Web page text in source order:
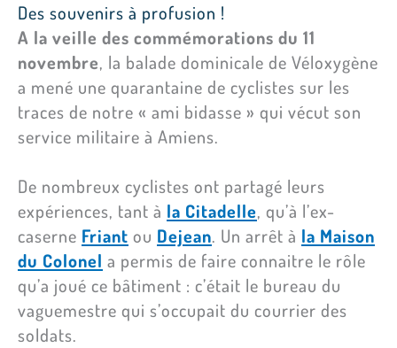
Des souvenirs à profusion !
A la veille des commémorations du 11
novembre, la balade dominicale de Véloxygène
a mené une quarantaine de cyclistes sur les
traces de notre « ami bidasse » qui vécut son
service militaire à Amiens.
De nombreux cyclistes ont partagé leurs
expériences, tant à la Citadelle, qu’à l’ex-
caserne Friant ou Dejean. Un arrêt à la Maison
du Colonel a permis de faire connaitre le rôle
qu’a joué ce bâtiment : c’était le bureau du
vaguemestre qui s’occupait du courrier des
soldats.